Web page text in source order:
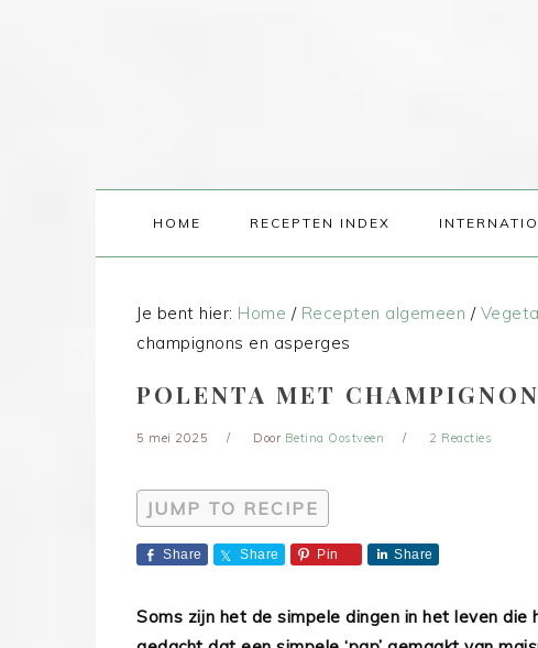
HOME RECEPTEN INDEX
Je bent hier: Home / Recepten algemeen /
champignons en asperges
POLENTA MET
5 mei 2025 Door Betina Oostveen 2 Reacties
JUMP TO RECIPE
Share Share Pin Share
Soms zijn het de simpele dingen in het leven